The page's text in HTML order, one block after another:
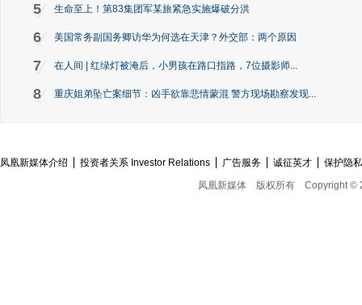
5 生命至上！第83集团军某旅紧急实施爆破分洪
6 美国常务副国务卿访华为何选在天津？外交部：两个原因
7 在人间 | 红绿灯被淹后，小男孩在路口指路，7位摄影师...
8 重庆姐弟坠亡案细节：凶手欲靠悲情蒙混 警方现场勘察发现...
凤凰新媒体介绍 投资者关系 Investor Relations 广告服务 诚征英才
保护隐
凤凰新媒体
版权所有 Copyright ©